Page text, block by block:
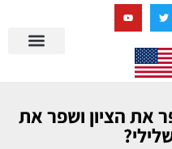
את הציון ושפר את